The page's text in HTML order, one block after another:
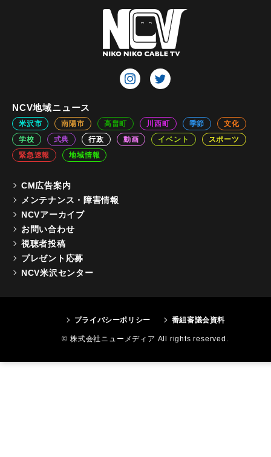
NCV地域ニュース
米沢市 南陽市 高畠町 川西町 季節
文化
学校
式典 行政 動画 イベント
スポーツ
緊急速報
地域情報
CM広告案内
メンテナンス・障害情報
NCVアーカイブ
お問い合わせ
視聴者投稿
プレゼント応募
NCV米沢センター
プライバシーポリシー 番組審議会資料
© 株式会社ニューメディア All rights reserved.